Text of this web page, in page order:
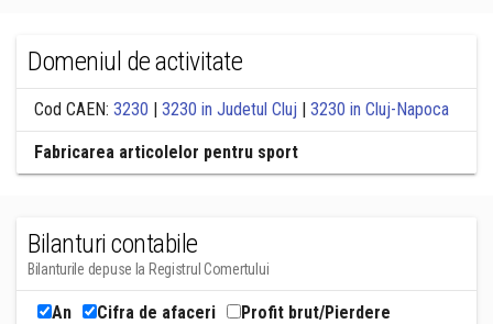
Domeniul de activitate
Cod CAEN: 3230 | 3230 in Judetul Cluj | 3230 in Cluj-Napoca
Fabricarea articolelor pentru sport
Bilanturi contabile
Bilanturile depuse la Registrul Comertului
An Cifra de afaceri
Profit brut/Pierdere